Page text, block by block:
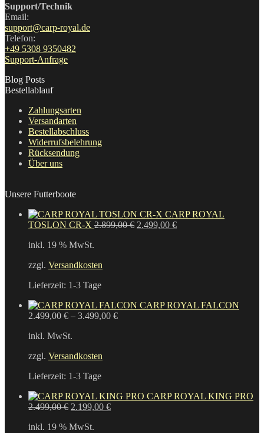
Support/Technik
Email:
support@carp-royal.de
Telefon:
+49 5308 9350482
Support-Anfrage
Blog Posts
Bestellablauf
Zahlungsarten
Versandarten
Bestellabschluss
Widerrufsbelehrung
Rücksendung
Über uns
Unsere Futterboote
CARP ROYAL
TOSLON CR-X 2.899,00€ Ursprünglicher
2.499,00 €Aktueller
inkl. 19 % MwSt.
zzgl. Versandkosten
Lieferzeit: 1-3 Tage
CARP ROYAL FALCON
2.499,00 € – 3.499,00 €
inkl. MwSt.
zzgl. Versandkosten
Lieferzeit: 1-3 Tage
CARP ROYAL KING PRO
2.499,00€ Ursprünglicher
war:
2.199,00 €Aktueller
inkl. 19 % MwSt.